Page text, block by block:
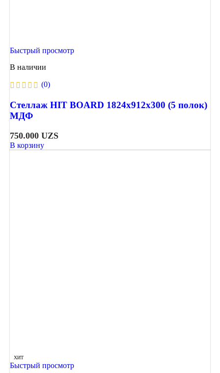
Быстрый просмотр
В наличии
(0)
Стеллаж HIT BOARD 1824х912х300 (5 полок)
МДФ
750.000 UZS
В корзину
ХИТ
Быстрый просмотр